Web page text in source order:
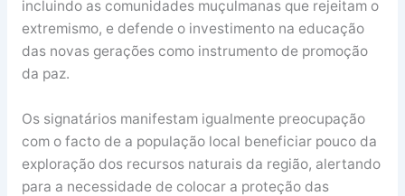
incluindo as comunidades muçulmanas que rejeitam o
extremismo, e defende o investimento na educação
das novas gerações como instrumento de promoção
da paz.
Os signatários manifestam igualmente preocupação
com o facto de a população local beneficiar pouco da
exploração dos recursos naturais da região, alertando
para a necessidade de colocar a proteção das